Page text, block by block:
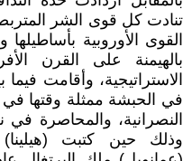
تنادت كل قوى الشر
القوى الأوروبية
بالهيمنة على القرن
الاستراتيجية، وأقامت فيما
في الحبشة ممثلة وقتها في
النصرانية، والمحاصرة
وذلك حين كتبت